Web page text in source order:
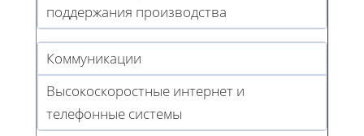
поддержания производства
Коммуникации
Высокоскоростные интернет и
телефонные системы